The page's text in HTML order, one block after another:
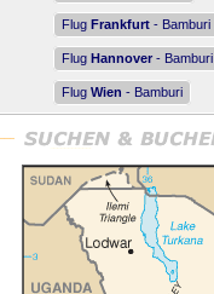
Flug Frankfurt - Bamburi
Flug Hannover - Bamburi
Flug Wien - Bamburi